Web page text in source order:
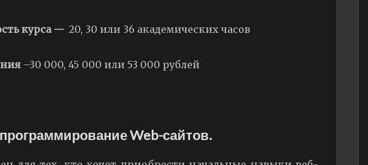
курса — 20, 30 или 36 академических часов
–30 000, 45 000 или 53 000 рублей
Web-сайтов.